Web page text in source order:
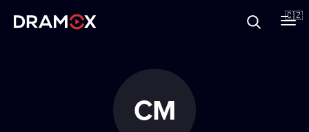
🇨🇿
СМ